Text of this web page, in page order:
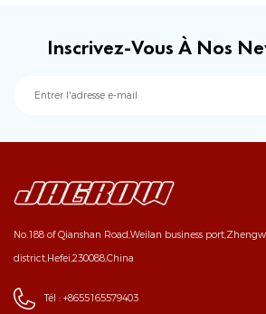
Inscrivez-Vous À Nos
No.188 of Qianshan Road,Weilan business
district,Hefei,230088,China
Tél : +8655165579403